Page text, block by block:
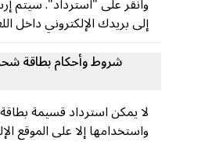
إلى بريدك الإلكتروني داخل اللعبة.
شروط وأحكام بطاقة شحن
لا يمكن استرداد قسيمة بطاقة
واستخدامها إلا على الموقع